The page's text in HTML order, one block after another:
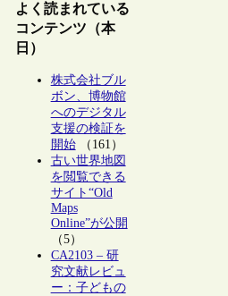
よく読まれている
コンテンツ（本
日）
株式会社ブル
ボン、博物館
へのデジタル
支援の検証を
開始（161）
古い世界地図
を閲覧できる
サイト“Old
Maps
Online”が公開
（5）
CA2103 – 研
究文献レビュ
ー：子どもの